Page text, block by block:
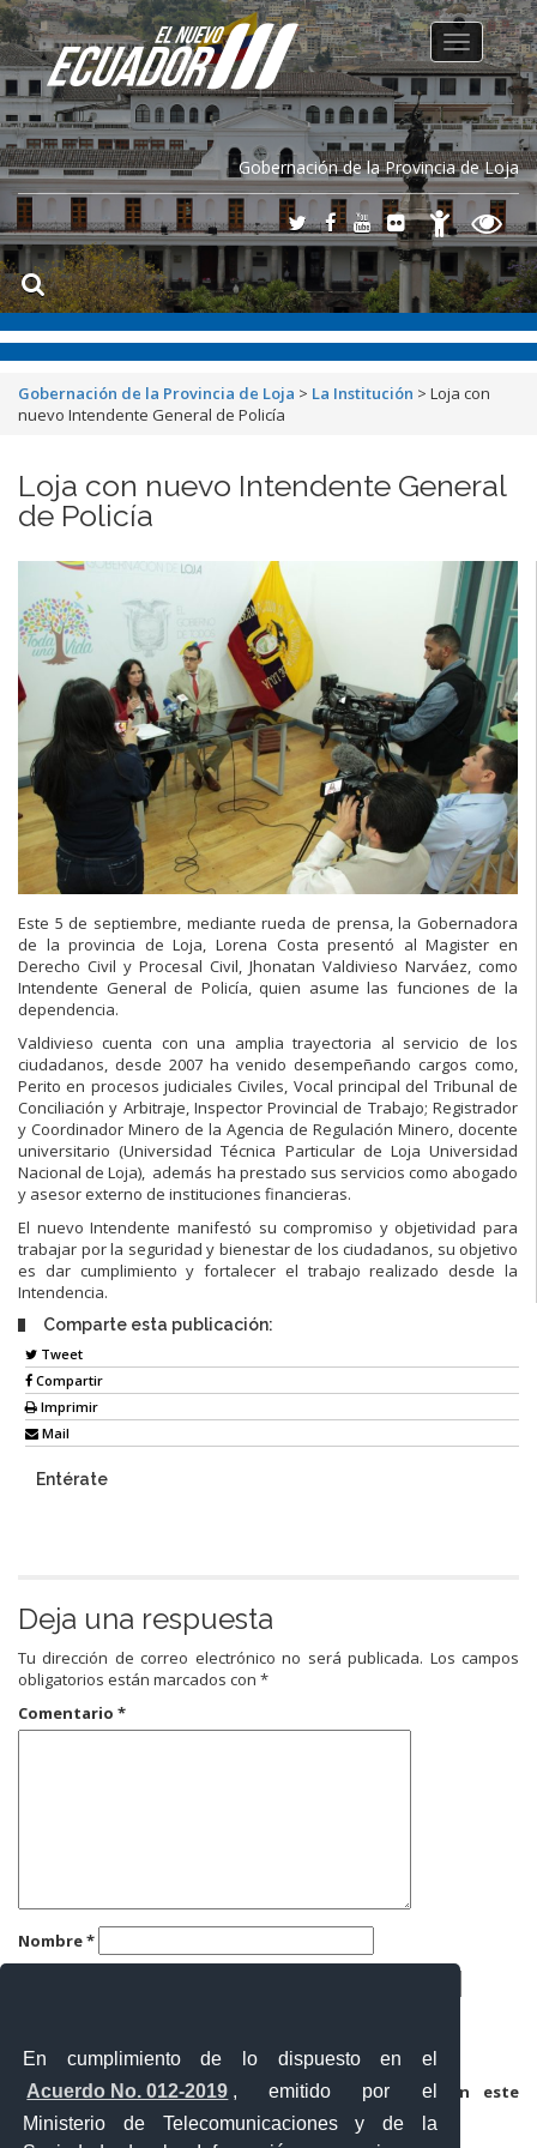
En cumplimiento de lo dispuesto en el
Acuerdo No. 012-2019 , emitido por el
Ministerio de Telecomunicaciones y de la
Gobernación de la Provincia de Loja
Toggle
navigation
Gobernación de la Provincia de Loja > La Institución > Loja con
nuevo Intendente General de Policía
Loja con nuevo Intendente General
de Policía
Este 5 de septiembre, mediante rueda de prensa, la Gobernadora
de la provincia de Loja, Lorena Costa presentó al Magister en
Derecho Civil y Procesal Civil, Jhonatan Valdivieso Narváez, como
Intendente General de Policía, quien asume las funciones de la
dependencia.
Valdivieso cuenta con una amplia trayectoria al servicio de los
ciudadanos, desde 2007 ha venido desempeñando cargos como,
Perito en procesos judiciales Civiles, Vocal principal del Tribunal de
Conciliación y Arbitraje, Inspector Provincial de Trabajo; Registrador
y Coordinador Minero de la Agencia de Regulación Minero, docente
universitario (Universidad Técnica Particular de Loja Universidad
Nacional de Loja), además ha prestado sus servicios como abogado
y asesor externo de instituciones financieras.
El nuevo Intendente manifestó su compromiso y objetividad para
trabajar por la seguridad y bienestar de los ciudadanos, su objetivo
es dar cumplimiento y fortalecer el trabajo realizado desde la
Intendencia.
Comparte esta publicación:
Tweet
Compartir
Imprimir
Mail
Entérate
Deja una respuesta
Tu dirección de correo electrónico no será publicada. Los campos
obligatorios están marcados con *
Comentario *
Nombre*
Guarda mi nombre, correo electrónico y web en este
navegador para la próxima vez que comente.